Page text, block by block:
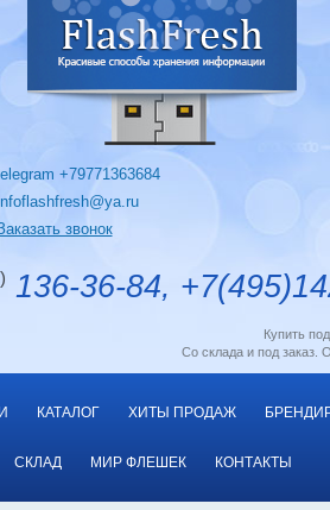
+79771363684
звонок
136-36-84,
Купить
Со склада и под заказ.
КАТАЛОГ ХИТЫ ПРОДАЖ
СКЛАД МИР ФЛЕШЕК КОНТАКТЫ